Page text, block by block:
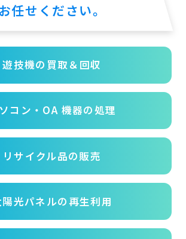
お任せください。
遊技機の買取＆回収
コン・OA 機器の処理
リサイクル品の販売
陽光パネルの再生利用